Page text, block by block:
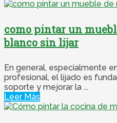
como pintar un
blanco sin lijar
En general, especialmente
profesional, el lijado es
soporte y mejorar la ...
Leer Más